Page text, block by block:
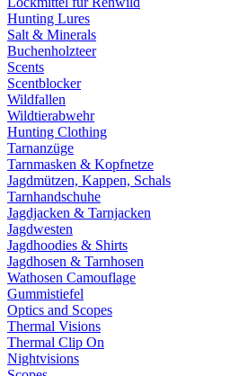
Hunting Lures
Salt & Minerals
Buchenholzteer
Scents
Scentblocker
Wildfallen
Wildtierabwehr
Hunting Clothing
Tarnanzüge
Tarnmasken & Kopfnetze
Jagdmützen, Kappen, Schals
Tarnhandschuhe
Jagdjacken & Tarnjacken
Jagdwesten
Jagdhoodies & Shirts
Jagdhosen & Tarnhosen
Wathosen Camouflage
Gummistiefel
Optics and Scopes
Thermal Visions
Thermal Clip On
Nightvisions